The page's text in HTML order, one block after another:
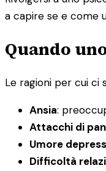
a capire se e come
Quando
Le ragioni per cui ci
Ansia:
Attacchi di
Umore
Difficoltà